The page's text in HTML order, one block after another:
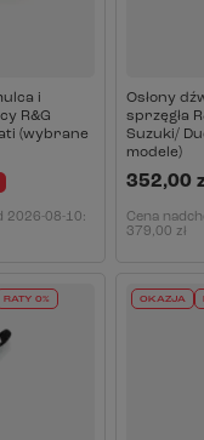
i
R&G
(wybrane
2026-08-10:
Osłony
sprzęgła
Suzuki/
modele)
352,00
Cena
379,00 zł
RATY 0% OKAZJA